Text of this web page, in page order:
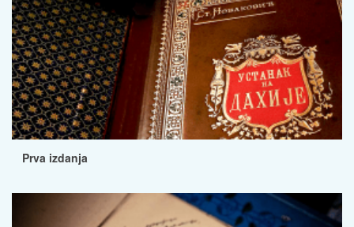
Prva izdanja